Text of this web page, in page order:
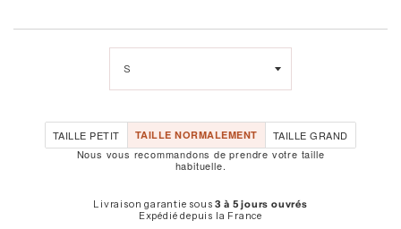
PRIX
UNITAIRE
TAILLE PETIT TAILLE NORMALEMENT
TAILLE GRAND
Nous vous recommandons de prendre votre taille
habituelle.
Livraison garantie sous3 à 5 jours ouvrés
Expédié depuis la France